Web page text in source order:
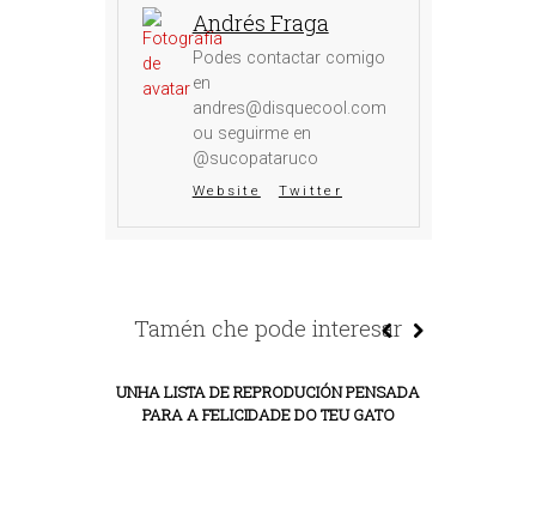
Andrés Fraga
Podes contactar comigo
en
andres@disquecool.com
ou seguirme en
@sucopataruco
Website Twitter
Tamén che pode interesar
UNHA LISTA DE REPRODUCIÓN PENSADA
PARA A FELICIDADE DO TEU GATO